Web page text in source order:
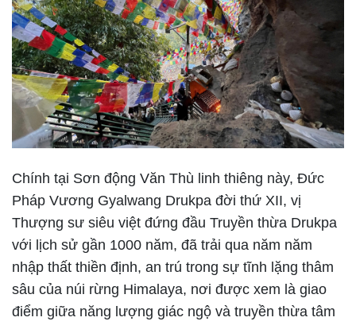
Chính tại Sơn động Văn Thù linh thiêng này, Đức
Pháp Vương Gyalwang Drukpa đời thứ XII, vị
Thượng sư siêu việt đứng đầu Truyền thừa Drukpa
với lịch sử gần 1000 năm, đã trải qua năm năm
nhập thất thiền định, an trú trong sự tĩnh lặng thâm
sâu của núi rừng Himalaya, nơi được xem là giao
điểm giữa năng lượng giác ngộ và truyền thừa tâm